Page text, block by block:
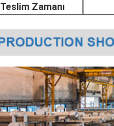
Teslim Zamanı